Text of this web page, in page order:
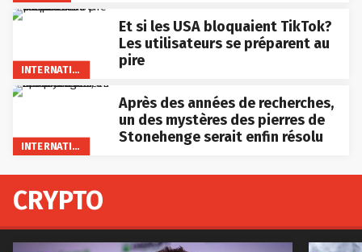
INTERNATIONAL
Et si les USA bloquaient TikTok?
Les utilisateurs se préparent au
pire
INTERNATIONAL
Après des années de recherches,
un des mystères des pierres de
Stonehenge serait enfin résolu
CRYPTO